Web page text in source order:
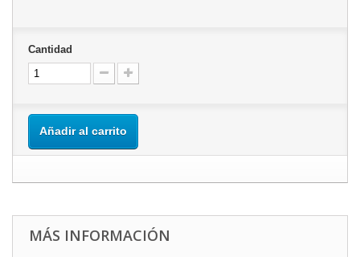
Cantidad
Añadir al carrito
MÁS INFORMACIÓN